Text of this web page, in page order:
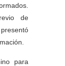
de
para